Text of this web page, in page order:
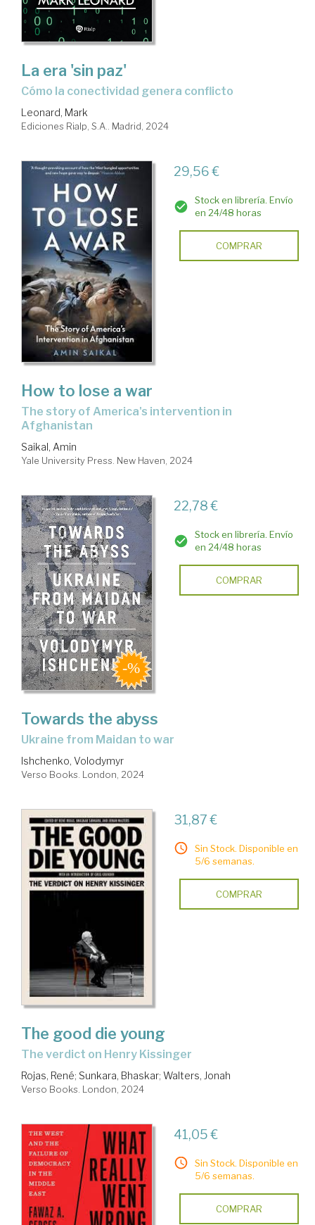
La era 'sin paz'
cómo la conectividad genera conflicto
Leonard, Mark
Ediciones Rialp, S.A.. Madrid, 2024
29,56 €
Stock en librería. Envío
en 24/48 horas
COMPRAR
How to lose a war
the story of America's intervention in
Afghanistan
Saikal, Amin
Yale University Press. New Haven, 2024
22,78 €
Stock en librería. Envío
en 24/48 horas
COMPRAR
Towards the abyss
Ukraine from Maidan to war
Ishchenko, Volodymyr
Verso Books. London, 2024
31,87 €
Sin Stock. Disponible en
5/6 semanas.
COMPRAR
The good die young
the verdict on Henry Kissinger
Rojas, René; Sunkara, Bhaskar; Walters, Jonah
Verso Books. London, 2024
41,05 €
Sin Stock. Disponible en
5/6 semanas.
COMPRAR